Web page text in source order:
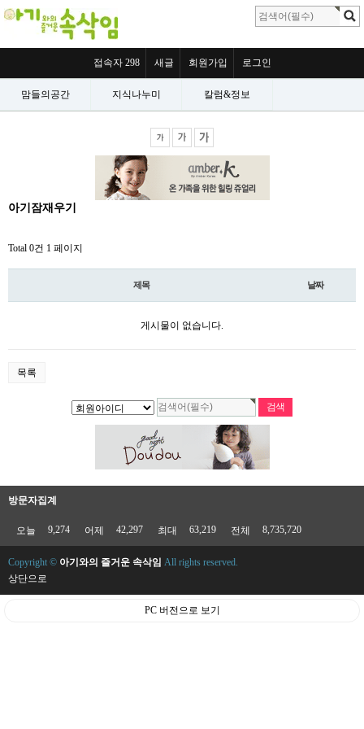
접속자 298 새글 회원가입 로그인
맘들의공간 지식나누미 칼럼&정보
아기잠재우기
Total 0건 1 페이지
제목 날짜
게시물이 없습니다.
목록
방문자집계
오늘 9,274 어제 42,297 최대 63,219 전체 8,735,720
Copyright © 아기와의 즐거운 속삭임 All rights reserved.
상단으로
PC 버전으로 보기